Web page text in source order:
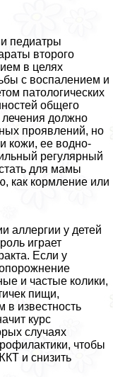
педиатры
второго
в целях
с воспалением и
патологических
общего
лечения должно
проявлений, но
кожи, ее водно-
регулярный
для мамы
как кормление или
аллергии у детей
играет
Если у
и частые колики,
пищи,
в известность
курс
случаях
чтобы
и снизить